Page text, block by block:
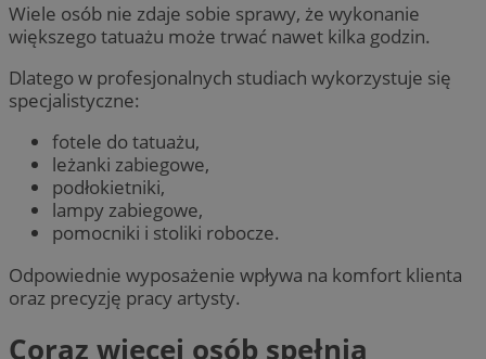
Wiele osób nie zdaje sobie sprawy, że wykonanie
większego tatuażu może trwać nawet kilka godzin.
Dlatego w profesjonalnych studiach wykorzystuje się
specjalistyczne:
fotele do tatuażu,
leżanki zabiegowe,
podłokietniki,
lampy zabiegowe,
pomocniki i stoliki robocze.
Odpowiednie wyposażenie wpływa na komfort klienta
oraz precyzję pracy artysty.
Coraz więcej osób spełnia